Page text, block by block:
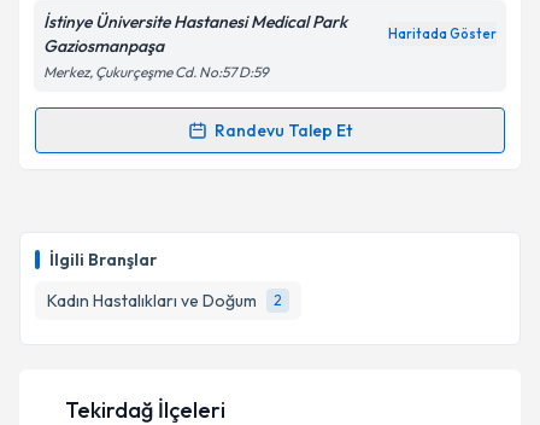
İlgili Branşlar
Kadın Hastalıkları ve Doğum
2
İstinye Üniversite Hastanesi Medical Park
Gaziosmanpaşa
Haritada Göster
Merkez, Çukurçeşme Cd. No:57 D:59
Randevu Talep Et
Randevu Takvimi Talebi
takvim hazırlandığında e-posta ile bilgilendireceğiz.
Tekirdağ İlçeleri